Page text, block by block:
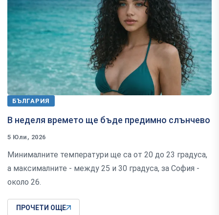
БЪЛГАРИЯ
В неделя времето ще бъде предимно слънчево
5 Юли, 2026
Минималните температури ще са от 20 до 23 градуса,
а максималните - между 25 и 30 градуса, за София -
около 26.
ПРОЧЕТИ ОЩЕ